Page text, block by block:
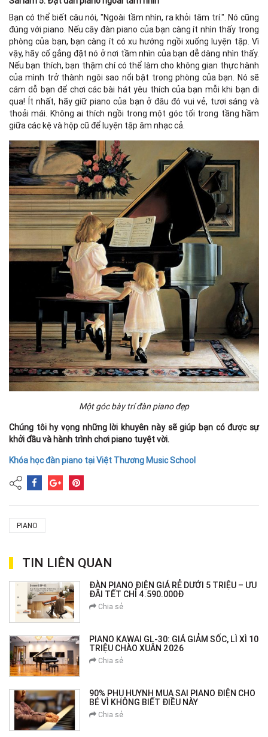
Bạn có thể biết câu nói, "Ngoài tầm nhìn, ra khỏi tâm trí.". Nó cũng
đúng với piano. Nếu cây đàn piano của bạn càng ít nhìn thấy trong
phòng của bạn, bạn càng ít có xu hướng ngồi xuống luyện tập. Vì
vậy, hãy cố gắng đặt nó ở nơi tầm nhìn của bạn dễ dàng nhìn thấy.
Nếu bạn thích, bạn thậm chí có thể làm cho không gian thực hành
của mình trở thành ngôi sao nổi bật trong phòng của bạn. Nó sẽ
cám dỗ bạn để chơi các bài hát yêu thích của bạn mỗi khi bạn đi
qua! Ít nhất, hãy giữ piano của bạn ở đâu đó vui vẻ, tươi sáng và
thoải mái. Không ai thích ngồi trong một góc tối trong tầng hầm
giữa các kệ và hộp cũ để luyện tập âm nhạc cả.
Một góc bày trí đàn piano đẹp
Chúng tôi hy vọng những lời khuyên này sẽ giúp bạn có được sự
khởi đầu và hành trình chơi piano tuyệt vời.
Khóa học đàn piano tại Việt Thương Music School
PIANO
TIN LIÊN QUAN
ĐÀN PIANO ĐIỆN GIÁ RẺ DƯỚI 5 TRIỆU – ƯU
ĐÃI TẾT CHỈ 4.590.000Đ
Chia sẻ
PIANO KAWAI GL-30: GIÁ GIẢM SỐC, LÌ XÌ 10
TRIỆU CHÀO XUÂN 2026
Chia sẻ
90% PHỤ HUYNH MUA SAI PIANO ĐIỆN CHO
BÉ VÌ KHÔNG BIẾT ĐIỀU NÀY
Chia sẻ